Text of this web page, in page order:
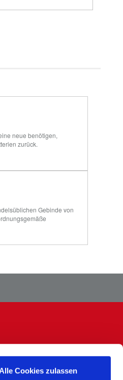
Alle Cookies zulassen
neue benötigen,
zurück.
Gebinde von